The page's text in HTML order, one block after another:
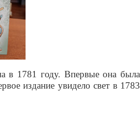
в 1781 году. Впервые она была
издание увидело свет в 1783